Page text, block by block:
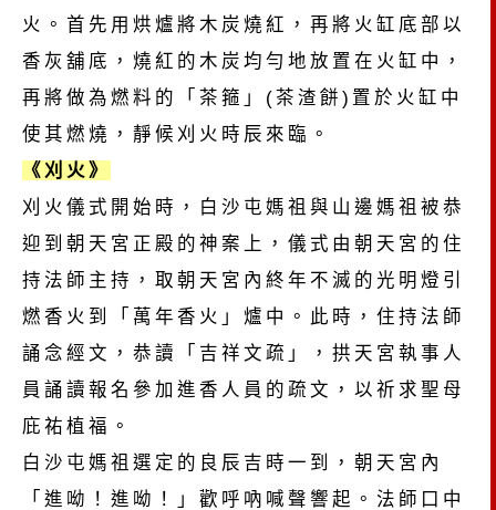
火。首先用烘爐將木炭燒紅，再將火缸底部以
香灰舖底，燒紅的木炭均勻地放置在火缸中，
再將做為燃料的「茶箍」(茶渣餅)置於火缸中
使其燃燒，靜候刈火時辰來臨。
《刈火》
刈火儀式開始時，白沙屯媽祖與山邊媽祖被恭
迎到朝天宮正殿的神案上，儀式由朝天宮的住
持法師主持，取朝天宮內終年不滅的光明燈引
燃香火到「萬年香火」爐中。此時，住持法師
誦念經文，恭讀「吉祥文疏」，拱天宮執事人
員誦讀報名參加進香人員的疏文，以祈求聖母
庇祐植福。
白沙屯媽祖選定的良辰吉時一到，朝天宮內
「進呦！進呦！」歡呼吶喊聲響起。法師口中